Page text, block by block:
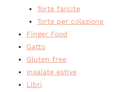
Torte farcite
Torte per colazione
Finger Food
Gatto
Gluten free
Insalate estive
Libri